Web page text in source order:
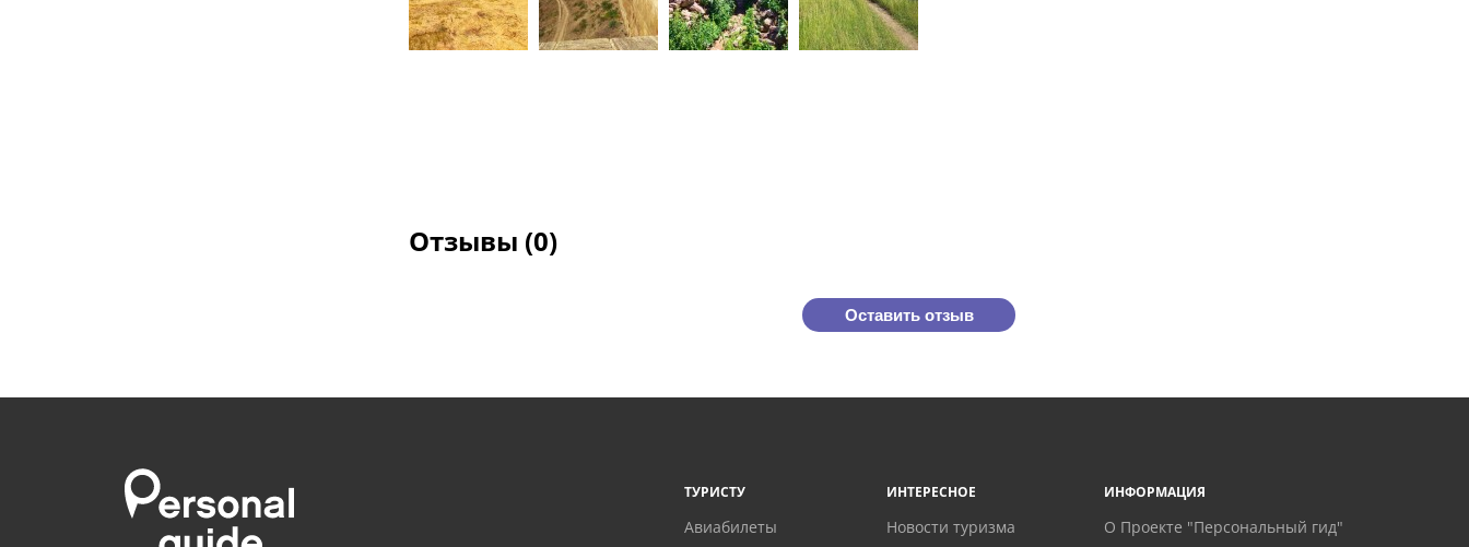
Отзывы (0)
Оставить отзыв
ТУРИСТУ
Авиабилеты
ИНТЕРЕСНОЕ
Новости туризма
ИНФОРМАЦИЯ
О Проекте "Персональный гид"